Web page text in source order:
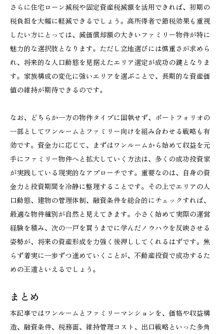
さらに住宅ローン減税や固定資産税減額を活用できれば、初期の
税負担を大幅に軽減できるでしょう。高所得者で節税効果も重視
したい方にとっては、減価償却額の大きいファミリー物件が特に
魅力的な選択肢となります。ただし立地選びには慎重さが求めら
れ、将来的な人口動態を見据えたエリア選定が成功の鍵となりま
す。家族構成の変化に強いエリアを選ぶことで、長期的な資産価
値の維持が期待できるのです。
なお、どちらか一方の物件タイプに固執せず、ポートフォリオの
一部としてワンルームとファミリー向けを組み合わせる戦略も有
効です。資金力に応じて、まずはワンルームから始めて収益を元
手にファミリー物件へと拡大していく方法は、多くの成功投資家
が実践している現実的なアプローチです。重要なのは、自身の資
金力と投資期間を冷静に整理することです。その上でエリアの人
口動態、建物の管理体制、融資条件を総合的にチェックすれば、
最適な物件種別が自然と見えてきます。小さく始めて実際の運営
経験を積み、次の一戸を買うまでに学んだノウハウを反映させる
姿勢が、将来の資産形成を力強く後押ししてくれるはずです。焦
らず着実に一歩ずつ進めていくことが、不動産投資で成功するた
めの王道といえるでしょう。
まとめ
本記事ではワンルームとファミリーマンションを、価格や収益構
造、融資条件、税務面、維持管理コスト、出口戦略といった多角